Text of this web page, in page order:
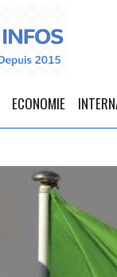
ECONOMIE